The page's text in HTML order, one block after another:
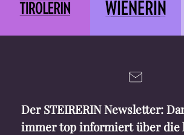
Der STEIRERIN Newsletter:
immer top informiert über die